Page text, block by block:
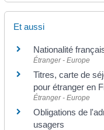
Et aussi
Nationalité
Étranger - Europe
Titres, carte de
pour étranger en
Étranger - Europe
Obligations de
usagers